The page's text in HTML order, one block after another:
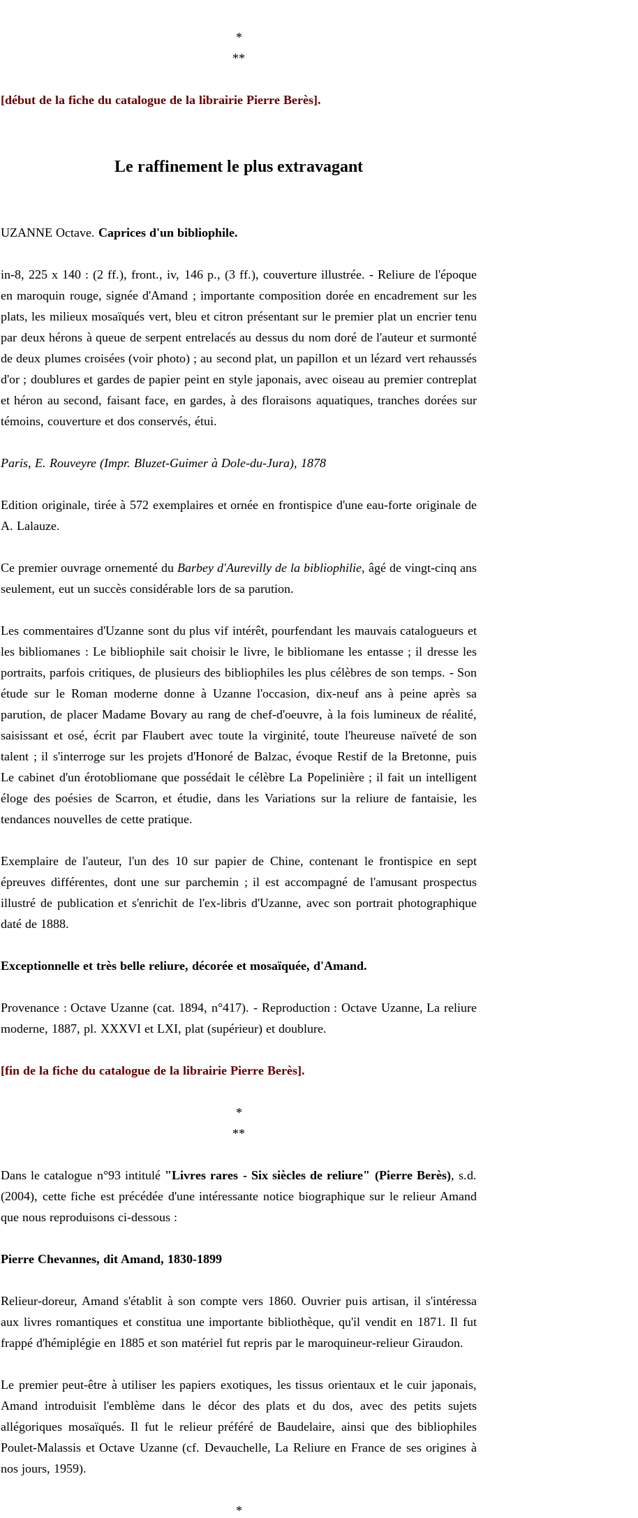
*
**
[début de la fiche du catalogue de la librairie Pierre Berès].
Le raffinement le plus extravagant
UZANNE Octave. Caprices d'un bibliophile.
in-8, 225 x 140 : (2 ff.), front., iv, 146 p., (3 ff.), couverture illustrée. - Reliure de l'époque
en maroquin rouge, signée d'Amand ; importante composition dorée en encadrement sur les
plats, les milieux mosaïqués vert, bleu et citron présentant sur le premier plat un encrier tenu
par deux hérons à queue de serpent entrelacés au dessus du nom doré de l'auteur et surmonté
de deux plumes croisées (voir photo) ; au second plat, un papillon et un lézard vert rehaussés
d'or ; doublures et gardes de papier peint en style japonais, avec oiseau au premier contreplat
et héron au second, faisant face, en gardes, à des floraisons aquatiques, tranches dorées sur
témoins, couverture et dos conservés, étui.
Paris, E. Rouveyre (Impr. Bluzet-Guimer à Dole-du-Jura), 1878
Edition originale, tirée à 572 exemplaires et ornée en frontispice d'une eau-forte originale de
A. Lalauze.
Ce premier ouvrage ornementé du Barbey d'Aurevilly de la bibliophilie, âgé de vingt-cinq ans
seulement, eut un succès considérable lors de sa parution.
Les commentaires d'Uzanne sont du plus vif intérêt, pourfendant les mauvais catalogueurs et
les bibliomanes : Le bibliophile sait choisir le livre, le bibliomane les entasse ; il dresse les
portraits, parfois critiques, de plusieurs des bibliophiles les plus célèbres de son temps. - Son
étude sur le Roman moderne donne à Uzanne l'occasion, dix-neuf ans à peine après sa
parution, de placer Madame Bovary au rang de chef-d'oeuvre, à la fois lumineux de réalité,
saisissant et osé, écrit par Flaubert avec toute la virginité, toute l'heureuse naïveté de son
talent ; il s'interroge sur les projets d'Honoré de Balzac, évoque Restif de la Bretonne, puis
Le cabinet d'un érotobliomane que possédait le célèbre La Popelinière ; il fait un intelligent
éloge des poésies de Scarron, et étudie, dans les Variations sur la reliure de fantaisie, les
tendances nouvelles de cette pratique.
Exemplaire de l'auteur, l'un des 10 sur papier de Chine, contenant le frontispice en sept
épreuves différentes, dont une sur parchemin ; il est accompagné de l'amusant prospectus
illustré de publication et s'enrichit de l'ex-libris d'Uzanne, avec son portrait photographique
daté de 1888.
Exceptionnelle et très belle reliure, décorée et mosaïquée, d'Amand.
Provenance : Octave Uzanne (cat. 1894, n°417). - Reproduction : Octave Uzanne, La reliure
moderne, 1887, pl. XXXVI et LXI, plat (supérieur) et doublure.
[fin de la fiche du catalogue de la librairie Pierre Berès].
*
**
Dans le catalogue n°93 intitulé "Livres rares - Six siècles de reliure" (Pierre Berès), s.d.
(2004), cette fiche est précédée d'une intéressante notice biographique sur le relieur Amand
que nous reproduisons ci-dessous :
Pierre Chevannes, dit Amand, 1830-1899
Relieur-doreur, Amand s'établit à son compte vers 1860. Ouvrier puis artisan, il s'intéressa
aux livres romantiques et constitua une importante bibliothèque, qu'il vendit en 1871. Il fut
frappé d'hémiplégie en 1885 et son matériel fut repris par le maroquineur-relieur Giraudon.
Le premier peut-être à utiliser les papiers exotiques, les tissus orientaux et le cuir japonais,
Amand introduisit l'emblème dans le décor des plats et du dos, avec des petits sujets
allégoriques mosaïqués. Il fut le relieur préféré de Baudelaire, ainsi que des bibliophiles
Poulet-Malassis et Octave Uzanne (cf. Devauchelle, La Reliure en France de ses origines à
nos jours, 1959).
*